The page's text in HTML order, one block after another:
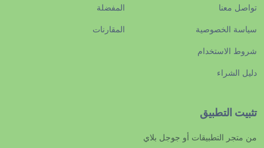
تواصل معنا
سياسة الخصوصية
شروط الاستخدام
دليل الشراء
المفضلة
المقارنات
تثبيت التطبيق
من متجر التطبيقات أو جوجل بلاي